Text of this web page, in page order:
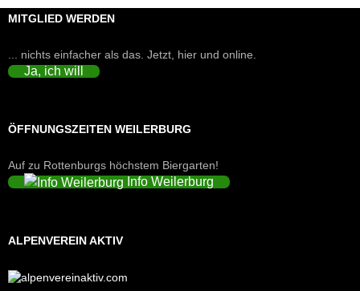
MITGLIED WERDEN
... nichts einfacher als das. Jetzt, hier und online.
Ja, ich will
ÖFFNUNGSZEITEN WEILERBURG
Auf zu Rottenburgs höchstem Biergarten!
Info Weilerburg
ALPENVEREIN AKTIV